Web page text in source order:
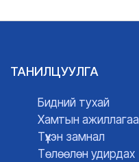
ТАНИЛЦУУЛГА
Бидний тухай
Хамтын ажиллагаа
Түүхэн замнал
Төлөөлөн удирдах